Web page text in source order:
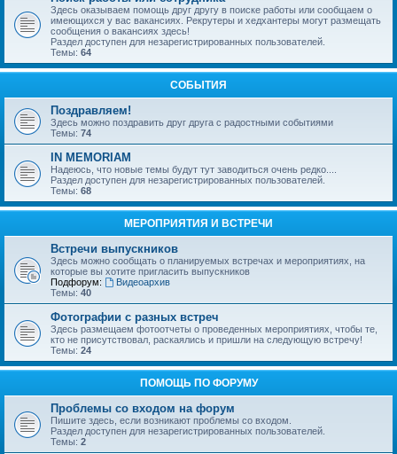
Здесь оказываем помощь друг другу в поиске работы или сообщаем о
имеющихся у вас вакансиях. Рекрутеры и хедхантеры могут размещать
сообщения о вакансиях здесь!
Раздел доступен для незарегистрированных пользователей.
Темы: 64
СОБЫТИЯ
Поздравляем!
Здесь можно поздравить друг друга с радостными событиями
Темы: 74
IN MEMORIAM
Надеюсь, что новые темы будут тут заводиться очень редко....
Раздел доступен для незарегистрированных пользователей.
Темы: 68
МЕРОПРИЯТИЯ И ВСТРЕЧИ
Встречи выпускников
Здесь можно сообщать о планируемых встречах и мероприятиях, на
которые вы хотите пригласить выпускников
Подфорум:
Видеоархив
Темы: 40
Фотографии с разных встреч
Здесь размещаем фотоотчеты о проведенных мероприятиях, чтобы те,
кто не присутствовал, раскаялись и пришли на следующую встречу!
Темы: 24
ПОМОЩЬ ПО ФОРУМУ
Проблемы со входом на форум
Пишите здесь, если возникают проблемы со входом.
Раздел доступен для незарегистрированных пользователей.
Темы: 2